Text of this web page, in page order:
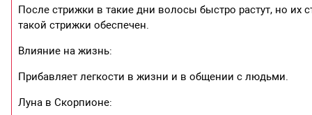
После стрижки в такие дни волосы быстро растут, но их
такой стрижки обеспечен.
Влияние на жизнь:
Прибавляет легкости в жизни и в общении с людьми.
Луна в Скорпионе: